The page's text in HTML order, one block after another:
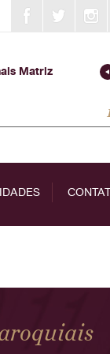
Matriz